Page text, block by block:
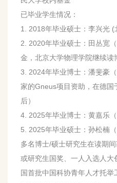
已毕业学生情况：
1. 2018年毕业硕士：李兴光 (
2. 2020年毕业硕士：田丛宽
金，北京大学物理学院继续读
3. 2024年毕业博士：潘斐豪
家的Gneus项目资助，在德
后）
4. 2025年毕业博士：黄嘉乐（
5. 2025年毕业硕士：孙松楠（
多名博士/硕士研究生在读期
或研究生国奖、一人入选人
国首批中国科协青年人才托举